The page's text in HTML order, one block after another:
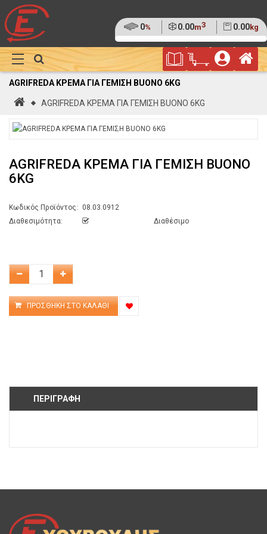
Ποσοστό
της
παλέτας
0% Όγκος
0.00m3 Βάρος
0.00kg
(0%)
Φυλλάδιο
Προσφορών
Show
Megamenu
AGRIFREDA ΚΡΕΜΑ ΓΙΑ ΓΕΜΙΣΗ BUONO 6KG
ΑρχικήAGRIFREDA ΚΡΕΜΑ ΓΙΑ ΓΕΜΙΣΗ BUONO 6KG
AGRIFREDA ΚΡΕΜΑ ΓΙΑ ΓΕΜΙΣΗ BUONO
6KG
Κωδικός Προϊόντος:
08.03.0912
Διαθεσιμότητα:
Διαθέσιμο
ΠΕΡΙΓΡΑΦΉ